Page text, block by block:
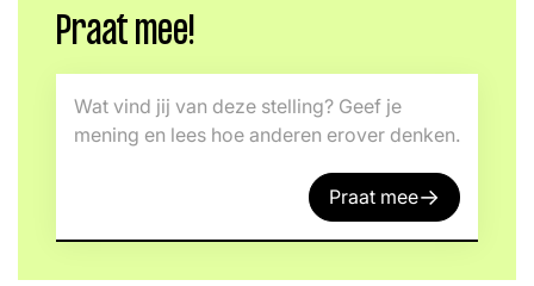
Praat mee!
Wat vind jij van deze stelling? Geef je
mening en lees hoe anderen erover denken.
Praat mee→